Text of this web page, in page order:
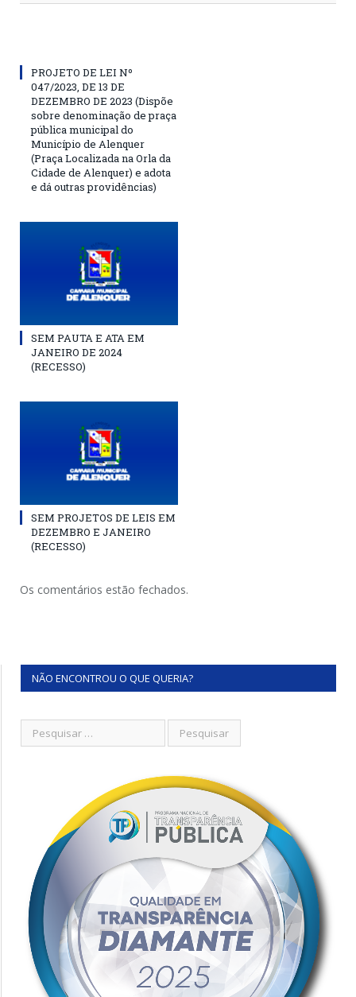
PROJETO DE LEI Nº
047/2023, DE 13 DE
DEZEMBRO DE 2023 (Dispõe
sobre denominação de praça
pública municipal do
Município de Alenquer
(Praça Localizada na Orla da
Cidade de Alenquer) e adota
e dá outras providências)
SEM PAUTA E ATA EM
JANEIRO DE 2024
(RECESSO)
SEM PROJETOS DE LEIS EM
DEZEMBRO E JANEIRO
(RECESSO)
Os comentários estão fechados.
NÃO ENCONTROU O QUE QUERIA?